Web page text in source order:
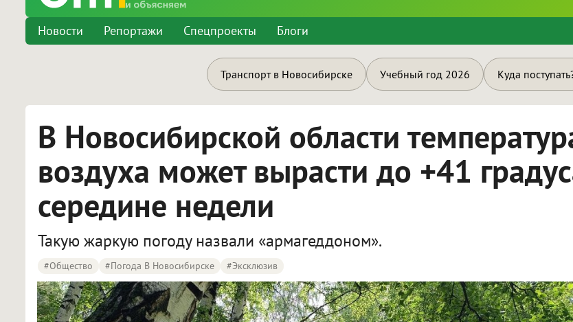
Новости Репортажи Спецпроекты Блоги
Транспорт в Новосибирске Учебный год 2026 Куда
В Новосибирской области
воздуха может вырасти до +41
середине недели
Такую жаркую погоду назвали «армагеддоном».
#Общество #Погода В Новосибирске #эксклюзив